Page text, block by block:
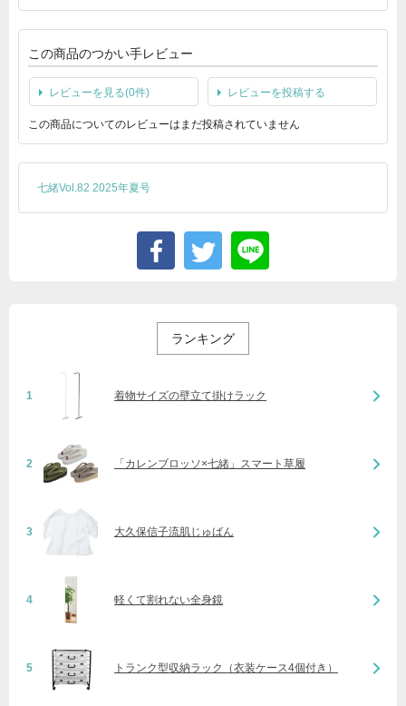
この商品のつかい手レビュー
レビューを見る(0件) レビューを投稿する
この商品についてのレビューはまだ投稿されていません
七緒Vol.82 2025年夏号
ランキング
1 着物サイズの壁立て掛けラック
2 「カレンブロッソ×七緒」スマート草履
3 大久保信子流肌じゅばん
4 軽くて割れない全身鏡
5 トランク型収納ラック（衣装ケース4個付き）